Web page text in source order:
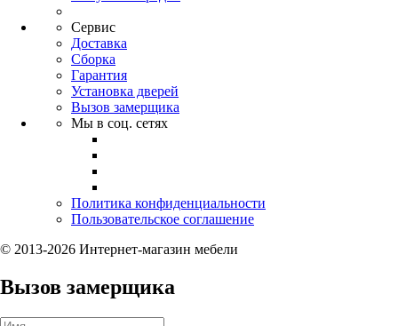
Сервис
Доставка
Сборка
Гарантия
Установка дверей
Вызов замерщика
Мы в соц. сетях
Политика конфиденциальности
Пользовательское соглашение
© 2013-2026 Интернет-магазин мебели
Вызов замерщика